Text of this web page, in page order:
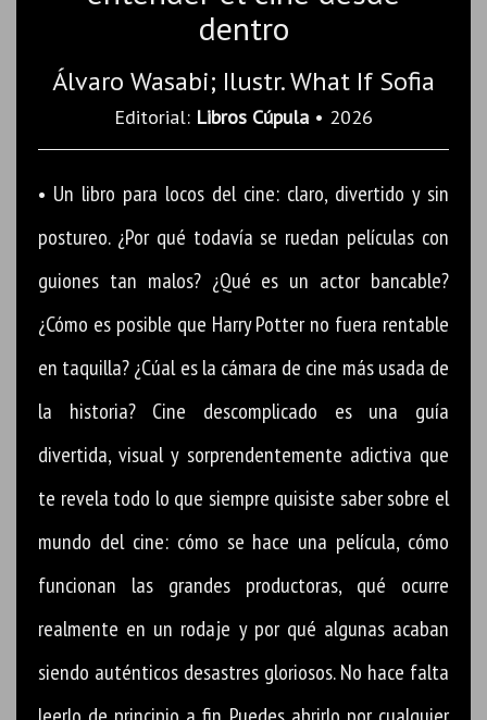
dentro
Álvaro Wasabi; Ilustr. What If Sofia
Editorial: Libros Cúpula • 2026
• Un libro para locos del cine: claro, divertido y sin
postureo. ¿Por qué todavía se ruedan películas con
guiones tan malos? ¿Qué es un actor bancable?
¿Cómo es posible que Harry Potter no fuera rentable
en taquilla? ¿Cúal es la cámara de cine más usada de
la historia? Cine descomplicado es una guía
divertida, visual y sorprendentemente adictiva que
te revela todo lo que siempre quisiste saber sobre el
mundo del cine: cómo se hace una película, cómo
funcionan las grandes productoras, qué ocurre
realmente en un rodaje y por qué algunas acaban
siendo auténticos desastres gloriosos. No hace falta